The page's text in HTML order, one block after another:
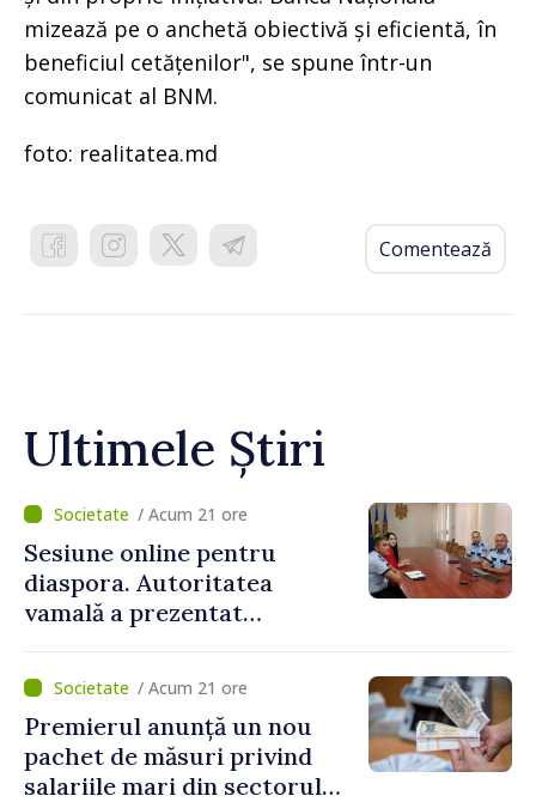
mizează pe o anchetă obiectivă și eficientă, în
beneficiul cetățenilor", se spune într-un
comunicat al BNM.
foto: realitatea.md
Comentează
Ultimele Știri
/ Acum 21 ore
Sesiune online pentru
diaspora. Autoritatea
vamală a prezentat
revenirea în țară
/ Acum 21 ore
Premierul anunță un nou
pachet de măsuri privind
salariile mari din sectorul